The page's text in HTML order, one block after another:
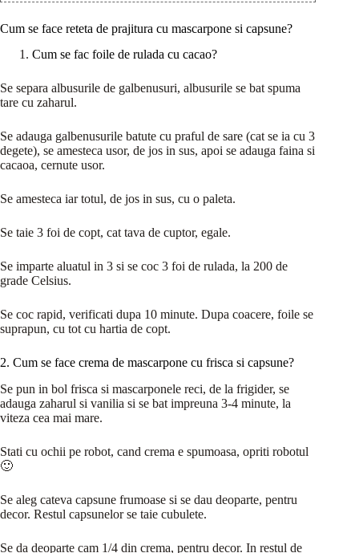
Cum se face reteta de prajitura cu mascarpone si capsune?
Cum se fac foile de rulada cu cacao?
Se separa albusurile de galbenusuri, albusurile se bat spuma
tare cu zaharul.
Se adauga galbenusurile batute cu praful de sare (cat se ia cu 3
degete), se amesteca usor, de jos in sus, apoi se adauga faina si
cacaoa, cernute usor.
Se amesteca iar totul, de jos in sus, cu o paleta.
Se taie 3 foi de copt, cat tava de cuptor, egale.
Se imparte aluatul in 3 si se coc 3 foi de rulada, la 200 de
grade Celsius.
Se coc rapid, verificati dupa 10 minute. Dupa coacere, foile se
suprapun, cu tot cu hartia de copt.
2. Cum se face crema de mascarpone cu frisca si capsune?
Se pun in bol frisca si mascarponele reci, de la frigider, se
adauga zaharul si vanilia si se bat impreuna 3-4 minute, la
viteza cea mai mare.
Stati cu ochii pe robot, cand crema e spumoasa, opriti robotul
🙂
Se aleg cateva capsune frumoase si se dau deoparte, pentru
decor. Restul capsunelor se taie cubulete.
Se da deoparte cam 1/4 din crema, pentru decor. In restul de